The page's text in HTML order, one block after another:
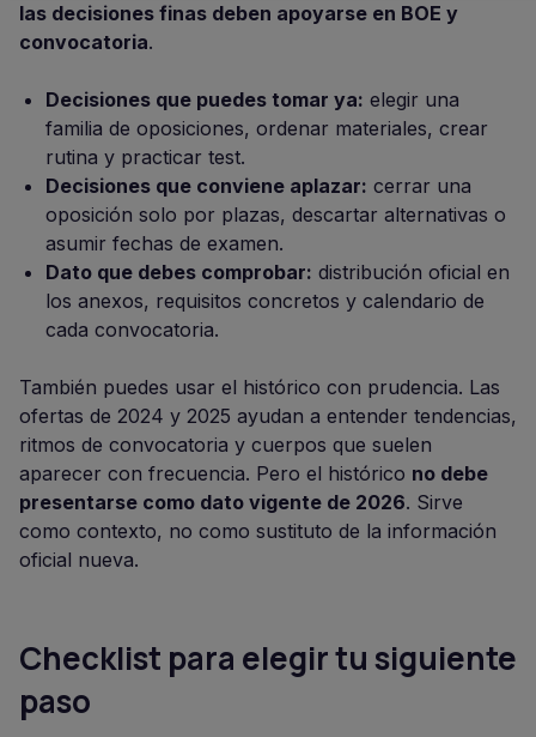
las decisiones finas deben apoyarse en BOE y
convocatoria.
Decisiones que puedes tomar ya: elegir una
familia de oposiciones, ordenar materiales, crear
rutina y practicar test.
Decisiones que conviene aplazar: cerrar una
oposición solo por plazas, descartar alternativas o
asumir fechas de examen.
Dato que debes comprobar: distribución oficial en
los anexos, requisitos concretos y calendario de
cada convocatoria.
También puedes usar el histórico con prudencia. Las
ofertas de 2024 y 2025 ayudan a entender tendencias,
ritmos de convocatoria y cuerpos que suelen
aparecer con frecuencia. Pero el histórico no debe
presentarse como dato vigente de 2026. Sirve
como contexto, no como sustituto de la información
oficial nueva.
Checklist para elegir tu siguiente
paso